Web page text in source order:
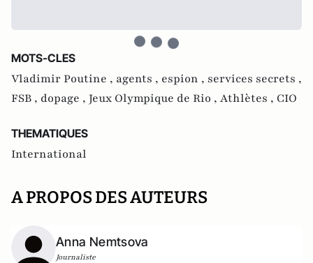
MOTS-CLES
Vladimir Poutine , agents , espion , services secrets ,
FSB , dopage , Jeux Olympique de Rio , Athlètes , CIO
THEMATIQUES
International
A PROPOS DES AUTEURS
Anna Nemtsova
Journaliste